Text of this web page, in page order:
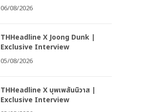
06/08/2026
THHeadline X Joong Dunk |
Exclusive Interview
05/08/2026
THHeadline X บุพเพสันนิวาส |
Exclusive Interview